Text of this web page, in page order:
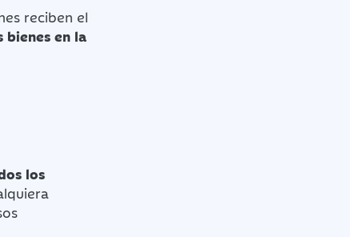
reciben el
bienes en la
los